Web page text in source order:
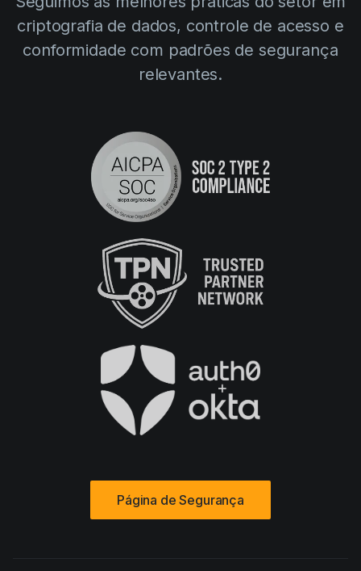
criptografia de dados, controle de acesso e
conformidade com padrões de segurança
relevantes.
Página de Segurança